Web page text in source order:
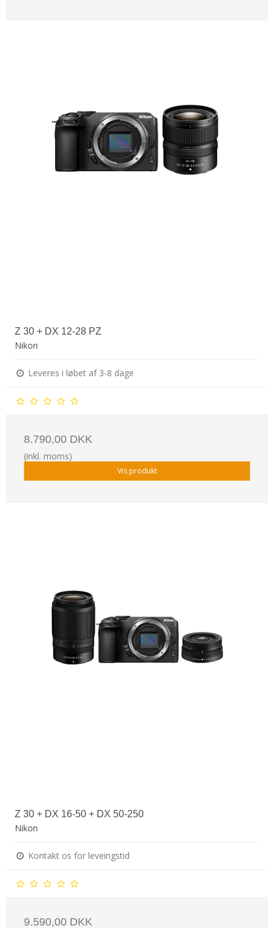
Z 30 + DX 12-28 PZ
Nikon
Leveres i løbet af 3-8 dage
8.790,00 DKK
(inkl. moms)
Vis produkt
Z 30 + DX 16-50 + DX 50-250
Nikon
Kontakt os for leveingstid
9.590,00 DKK